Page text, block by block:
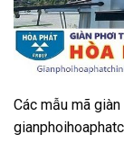
Các mẫu mã